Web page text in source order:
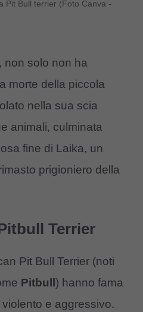
Pit Bull terrier (Foto Canva -
non solo non ha
morte della piccola
nella sua scia
animali, culminata
fine di Laika, un
prigioniero della
Terrier
Pit Bull Terrier (noti
Pitbull) hanno fama
e aggressivo.